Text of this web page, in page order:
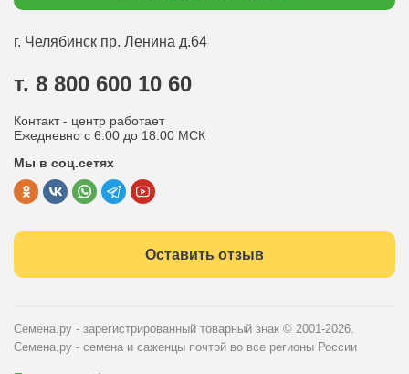
Статьи садоводу
Оптовым покупателям
Политика конфиденциальности
Публичная оферта
г. Челябинск пр. Ленина д.64
т. 8 800 600 10 60
Контакт - центр работает
Ежедневно с 6:00 до 18:00 МСК
Мы в соц.сетях
Оставить отзыв
Семена.ру - зарегистрированный товарный знак © 2001-2026.
Семена.ру - семена и саженцы почтой во все регионы России